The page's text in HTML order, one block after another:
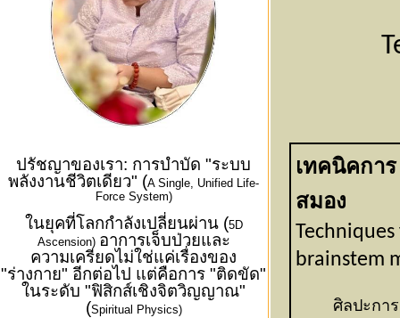
ปรัชญาของเรา: การบำบัด "ระบบ
พลังงานชีวิตเดียว" (A Single, Unified Life-
Force System)
ในยุคที่โลกกำลังเปลี่ยนผ่าน (5D
Ascension) อาการเจ็บป่วยและ
ความเครียดไม่ใช่แค่เรื่องของ
"ร่างกาย" อีกต่อไป แต่คือการ "ติดขัด"
ในระดับ "ฟิสิกส์เชิงจิตวิญญาณ"
(Spiritual Physics)
เทคนิคกา
สมอง
brainstem
ศิลปะกา